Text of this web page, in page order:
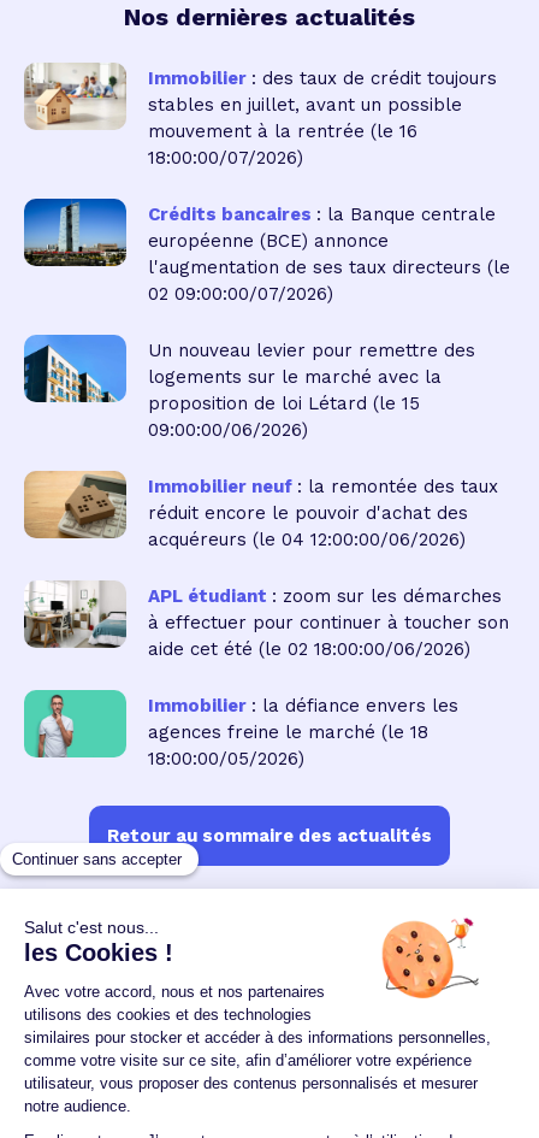
Nos dernières actualités
Immobilier : des taux de crédit toujours
stables en juillet, avant un possible
mouvement à la rentrée (le 16
18:00:00/07/2026)
Crédits bancaires : la Banque centrale
européenne (BCE) annonce
l'augmentation de ses taux directeurs (le
02 09:00:00/07/2026)
Un nouveau levier pour remettre des
logements sur le marché avec la
proposition de loi Létard (le 15
09:00:00/06/2026)
Immobilier neuf : la remontée des taux
réduit encore le pouvoir d'achat des
acquéreurs (le 04 12:00:00/06/2026)
APL étudiant : zoom sur les démarches
à effectuer pour continuer à toucher son
aide cet été (le 02 18:00:00/06/2026)
Immobilier : la défiance envers les
agences freine le marché (le 18
18:00:00/05/2026)
Retour au sommaire des actualités
Un crédit vous engage et doit être remboursé.
Vérifiez vos capacités de remboursement avant de
vous engager.